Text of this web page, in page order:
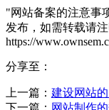
"网站备案的注意事
发布，如需转载请
https://
分享至：
上一篇： 建设网站
下一篇： 网站制作